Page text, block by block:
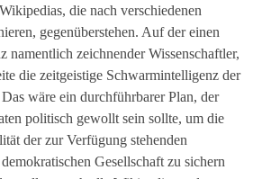
die nach verschiedenen
gegenüberstehen. Auf der einen
namentlich zeichnender Wissenschaftler,
die zeitgeistige Schwarmintelligenz der
wäre ein durchführbarer Plan, der
politisch gewollt sein sollte, um die
der zur Verfügung stehenden
Gesellschaft zu sichern